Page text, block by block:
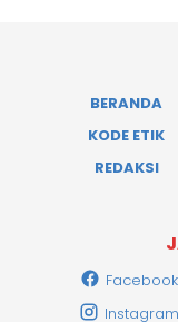
BERANDA
KODE ETIK
REDAKSI
Facebook
Instagram